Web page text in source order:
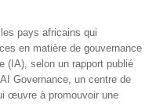
pays africains qui
en matière de gouvernance
(IA), selon un rapport publié
Governance, un centre de
œuvre à promouvoir une